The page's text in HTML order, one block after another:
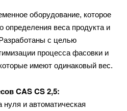
оборудование, которое
определения веса продукта и
с целью
процесса фасовки и
имеют одинаковый вес.
CAS CS 2,5:
нуля и автоматическая